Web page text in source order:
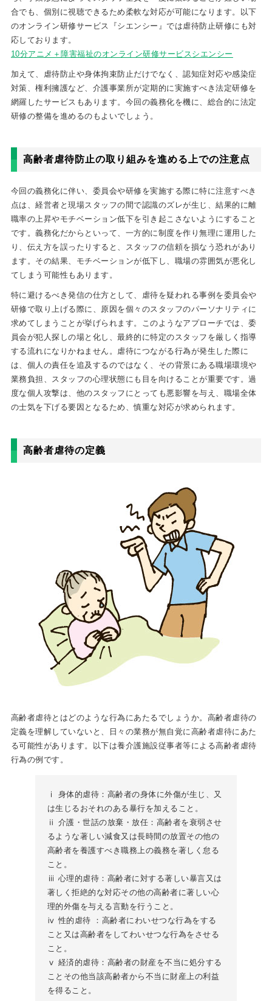
合でも、個別に視聴できるため柔軟な対応が可能になります。以下
のオンライン研修サービス『シエンシー』では虐待防止研修にも対
応しております。
10分アニメ＋障害福祉のオンライン研修サービスシエンシー
加えて、虐待防止や身体拘束防止だけでなく、認知症対応や感染症
対策、権利擁護など、介護事業所が定期的に実施すべき法定研修を
網羅したサービスもあります。今回の義務化を機に、総合的に法定
研修の整備を進めるのもよいでしょう。
高齢者虐待防止の取り組みを進める上での注意点
今回の義務化に伴い、委員会や研修を実施する際に特に注意すべき
点は、経営者と現場スタッフの間で認識のズレが生じ、結果的に離
職率の上昇やモチベーション低下を引き起こさないようにすること
です。義務化だからといって、一方的に制度を作り無理に運用した
り、伝え方を誤ったりすると、スタッフの信頼を損なう恐れがあり
ます。その結果、モチベーションが低下し、職場の雰囲気が悪化し
てしまう可能性もあります。
特に避けるべき発信の仕方として、虐待を疑われる事例を委員会や
研修で取り上げる際に、原因を個々のスタッフのパーソナリティに
求めてしまうことが挙げられます。このようなアプローチでは、委
員会が犯人探しの場と化し、最終的に特定のスタッフを厳しく指導
する流れになりかねません。虐待につながる行為が発生した際に
は、個人の責任を追及するのではなく、その背景にある職場環境や
業務負担、スタッフの心理状態にも目を向けることが重要です。過
度な個人攻撃は、他のスタッフにとっても悪影響を与え、職場全体
の士気を下げる要因となるため、慎重な対応が求められます。
高齢者虐待の定義
高齢者虐待とはどのような行為にあたるでしょうか。高齢者虐待の
定義を理解していないと、日々の業務が無自覚に高齢者虐待にあた
る可能性があります。以下は養介護施設従事者等による高齢者虐待
行為の例です。
ⅰ 身体的虐待：高齢者の身体に外傷が生じ、又
は生じるおそれのある暴行を加えること。
ⅱ 介護・世話の放棄・放任：高齢者を衰弱させ
るような著しい減食又は長時間の放置その他の
高齢者を養護すべき職務上の義務を著しく怠る
こと。
ⅲ 心理的虐待：高齢者に対する著しい暴言又は
著しく拒絶的な対応その他の高齢者に著しい心
理的外傷を与える言動を行うこと。
ⅳ 性的虐待 ：高齢者にわいせつな行為をする
こと又は高齢者をしてわいせつな行為をさせる
こと。
ⅴ 経済的虐待：高齢者の財産を不当に処分する
ことその他当該高齢者から不当に財産上の利益
を得ること。